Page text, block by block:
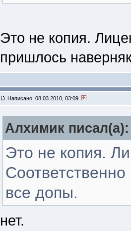
Это не копия.
пришлось
Написано: 08.03.2010, 03:09
Алхимик писал(a):
Это не копия.
все допы.
нет.